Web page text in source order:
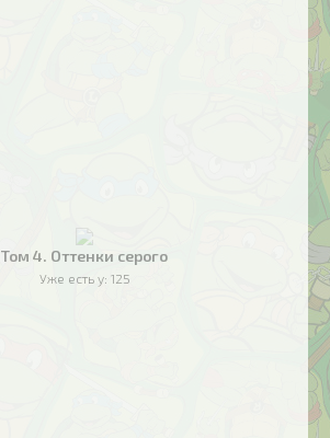
Том 4. Оттенки серого
Уже есть у: 125